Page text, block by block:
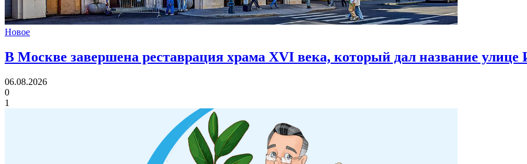
Новое
В Москве завершена реставрация храма XVI века, который дал название улице
06.08.2026
0
1